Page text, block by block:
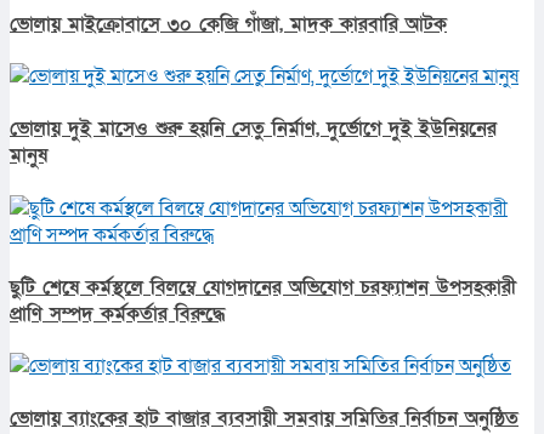
ভোলায় মাইক্রোবাসে ৩০ কেজি গাঁজা, মাদক কারবারি আটক
ভোলায় দুই মাসেও শুরু হয়নি সেতু নির্মাণ, দুর্ভোগে দুই ইউনিয়নের
মানুষ
ছুটি শেষে কর্মস্থলে বিলম্বে যোগদানের অভিযোগ চরফ্যাশন উপসহকারী
প্রাণি সম্পদ কর্মকর্তার বিরুদ্ধে
ভোলায় ব্যাংকের হাট বাজার ব্যবসায়ী সমবায় সমিতির নির্বাচন অনুষ্ঠিত